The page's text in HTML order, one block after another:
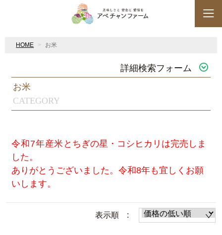
HOME お米
詳細検索フォーム
CATEGORY
お米
令和7年産米 とちぎの星・ コシヒカリ は完売しま
した。
ありがとうございました。令和8年も宜しくお願
いします。
表示順 :